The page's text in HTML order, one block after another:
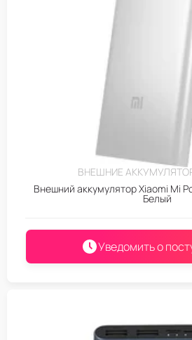
ВНЕШНИЕ
Внешний аккумулятор Xiaomi Mi
Белый
Уведомить о